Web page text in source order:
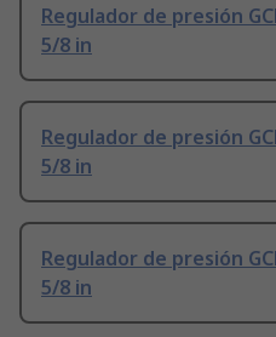
Regulador de presión
5/8 in
Regulador de presión
5/8 in
Regulador de presión
5/8 in